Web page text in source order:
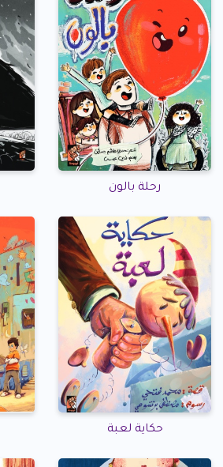
رحلة بالون
حكاية لعبة